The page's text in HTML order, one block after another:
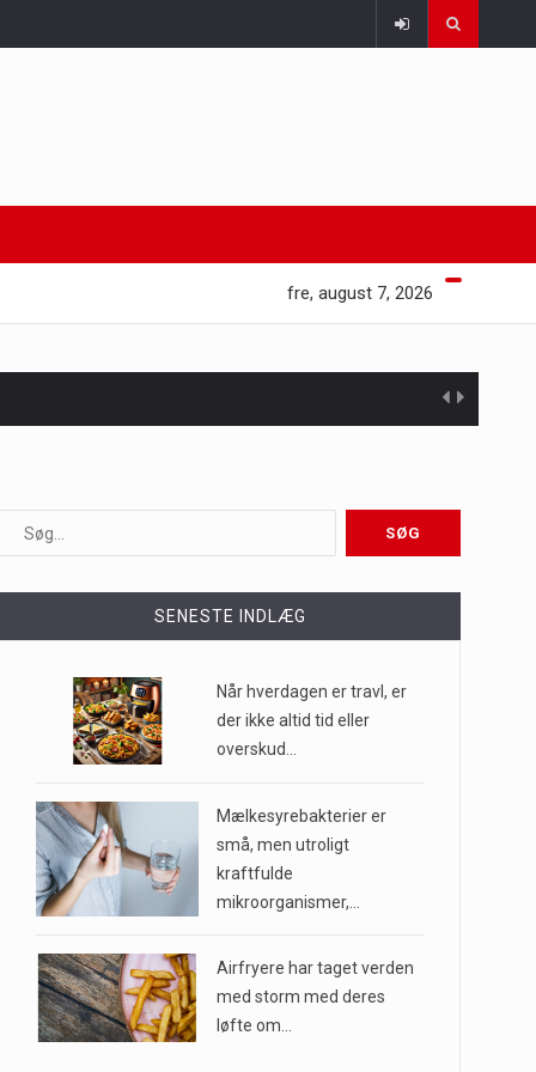
fre, august 7, 2026
opretholde…
af mennesker…
til…
SENESTE INDLÆG
Når hverdagen er travl, er
der ikke altid tid eller
overskud…
Mælkesyrebakterier er
små, men utroligt
kraftfulde
mikroorganismer,…
Airfryere har taget verden
med storm med deres
løfte om…